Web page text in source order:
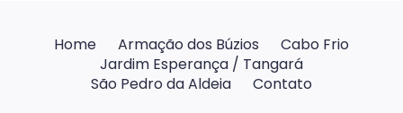
Home Armação dos Búzios
Cabo Frio
Jardim Esperança / Tangará
São Pedro da Aldeia
Contato